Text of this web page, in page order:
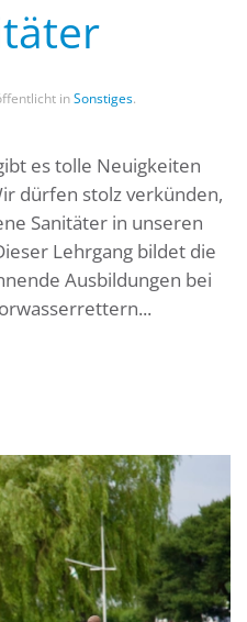
inSonstiges.
es tolle Neuigkeiten
dürfen stolz verkünden,
Sanitäter in unseren
Lehrgang bildet die
Ausbildungen bei